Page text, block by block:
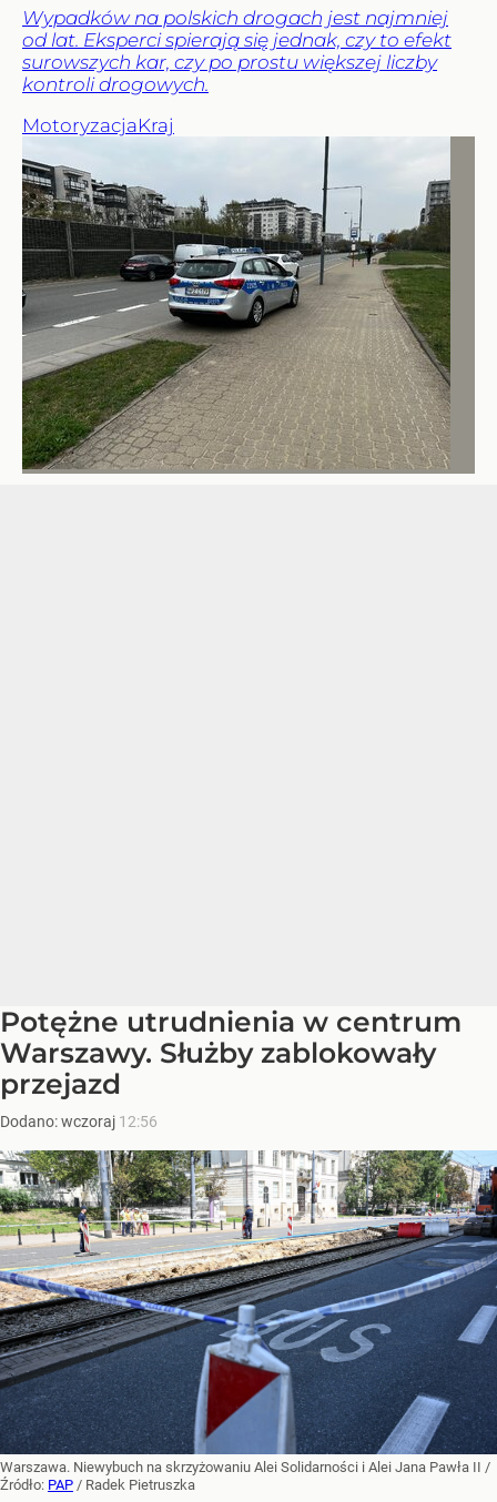
Wypadków na polskich drogach jest najmniej
od lat. Eksperci spierają się jednak, czy to efekt
surowszych kar, czy po prostu większej liczby
kontroli drogowych.
MotoryzacjaKraj
Potężne utrudnienia w centrum
Warszawy. Służby zablokowały
przejazd
Dodano:wczoraj 12:56
Warszawa. Niewybuch na skrzyżowaniu Alei Solidarności i Alei Jana Pawła II /
Źródło: PAP / Radek Pietruszka